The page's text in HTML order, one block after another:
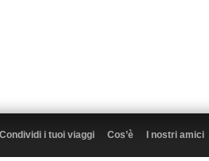
Condividi i tuoi viaggi Cos’è I nostri amici